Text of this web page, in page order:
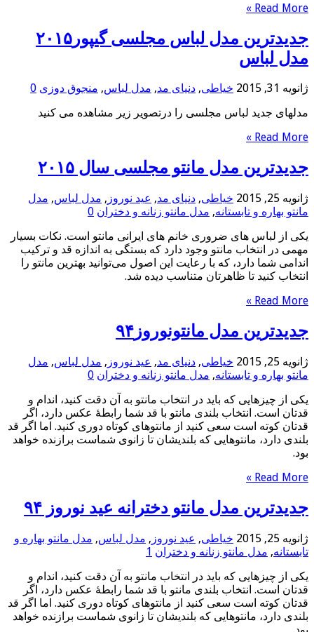
Read More »
جدیدترین مدل لباس مجلسی گیپور۲۰۱۵
مدل لباس
ژانویه 31, 2015 خیاطی, دنیای مد, مدل لباس, منجوق دوزی 0
مدلهای جدید لباس مجلسی را درتصویر زیر مشاهده می کنید
Read More »
جدیدترین مدل مانتو مجلسی سال ۲۰۱۵
ژانویه 25, 2015 خیاطی, دنیای مد, عید نوروز , مدل لباس, مدل
مانتو بهاره و تابستانه, مدل مانتو زنانه و دختران 0
یکی از لباس های ضروری خانم های ایرانی مانتو است. نکات بسیار
مهمی در انتخاب مانتو وجود دارد که بستگی به اندازه قد و ترکیب
اندامی شما دارد، که با رعایت این اصول می‌توانید بهترین مانتو را
انتخاب کنید تا ظاهرتان متناسب دیده شد.
Read More »
جدیدترین مدل مانتونوروز۹۴
ژانویه 25, 2015 خیاطی, دنیای مد, عید نوروز , مدل لباس, مدل
مانتو بهاره و تابستانه, مدل مانتو زنانه و دختران 0
یکی از چیزهایی که باید در انتخاب مانتو به آن دقت کنید، اندام و
قدتان است. انتخاب بلندی مانتو با قد شما رابطهٔ عکس دارد، اگر
قدتان کوته است سعی کنید از مانتوهای کوتاه دوری کنید. اما اگر قد
بلندی دارد، مانتوهایی که بلندیشان تا زانوی شماست برازنده خواهد
بود.
Read More »
جدیدترین مدل مانتو دخترانه عید نوروز ۹۴
ژانویه 25, 2015 خیاطی, عید نوروز , مدل لباس, مدل مانتو بهاره و
تابستانه, مدل مانتو زنانه و دختران 1
یکی از چیزهایی که باید در انتخاب مانتو به آن دقت کنید، اندام و
قدتان است. انتخاب بلندی مانتو با قد شما رابطهٔ عکس دارد، اگر
قدتان کوته است سعی کنید از مانتوهای کوتاه دوری کنید. اما اگر قد
بلندی دارد، مانتوهایی که بلندیشان تا زانوی شماست برازنده خواهد